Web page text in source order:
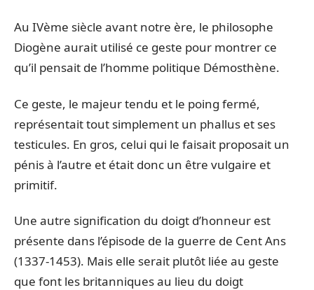
Au IVème siècle avant notre ère, le philosophe
Diogène aurait utilisé ce geste pour montrer ce
qu’il pensait de l’homme politique Démosthène.
Ce geste, le majeur tendu et le poing fermé,
représentait tout simplement un phallus et ses
testicules. En gros, celui qui le faisait proposait un
pénis à l’autre et était donc un être vulgaire et
primitif.
Une autre signification du doigt d’honneur est
présente dans l’épisode de la guerre de Cent Ans
(1337-1453). Mais elle serait plutôt liée au geste
que font les britanniques au lieu du doigt